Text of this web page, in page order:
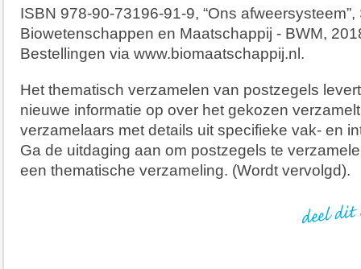
ISBN 978-90-73196-91-9, “Ons afweersysteem”,
Biowetenschappen en Maatschappij - BWM,
Bestellingen via www.biomaatschappij.nl.
Het thematisch verzamelen van postzegels
nieuwe informatie op over het gekozen
verzamelaars met details uit specifieke vak- en
Ga de uitdaging aan om postzegels te
een thematische verzameling. (Wordt vervolgd).